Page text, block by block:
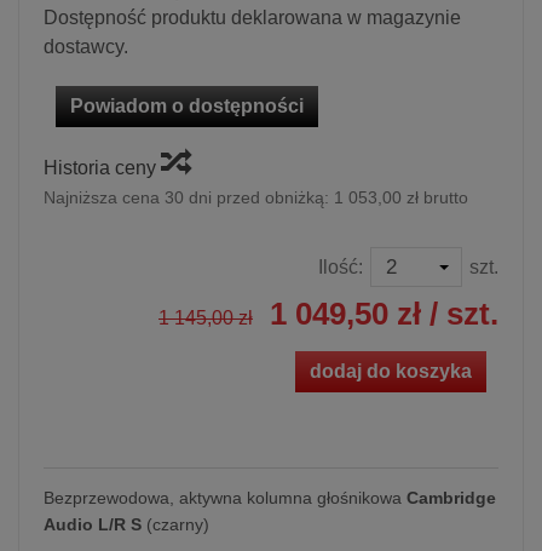
Dostępność produktu deklarowana w magazynie
dostawcy.
Powiadom o dostępności
Historia ceny
Najniższa cena 30 dni przed obniżką: 1 053,00 zł brutto
Ilość: szt.
1 145,00 zł 1 049,50 zł / szt.
dodaj do koszyka
Bezprzewodowa, aktywna kolumna głośnikowa Cambridge
Audio L/R S (czarny)